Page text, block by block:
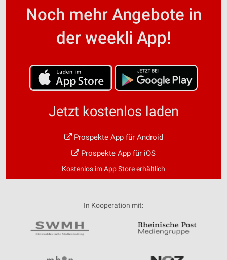
Noch mehr Angebote in
der weekli App!
Jetzt kostenlos laden
Prospekte App für Android
Prospekte App für iOS
Kostenlos im App Store erhältlich
In Kooperation mit: